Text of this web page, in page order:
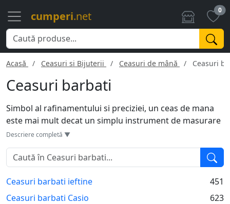
cumperi.net 0
Acasă Ceasuri si Bijuterii Ceasuri de mână Ceasuri
Ceasuri barbati
Simbol al rafinamentului si preciziei, un ceas de mana
este mai mult decat un simplu instrument de masurare
a timpului. Acesta reflecta stilul, personalitatea si
statusul purtatorului. De la designuri clasice cu cadran
rotund si curea de piele, la modele sport cu functii
multiple si bratari din silicon sau otel inoxidabil,
diversitatea de ceasuri de barbati este vasta.
Mecanismele pot varia, de la quartz la automatice sau
Descriere completă ▼
Ceasuri barbati ieftine
451
Ceasuri barbati Casio
623